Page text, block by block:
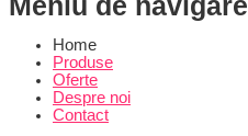
Home
Produse
Oferte
Despre noi
Contact